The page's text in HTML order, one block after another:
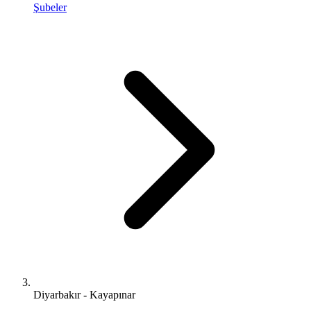
Şubeler
Diyarbakır - Kayapınar